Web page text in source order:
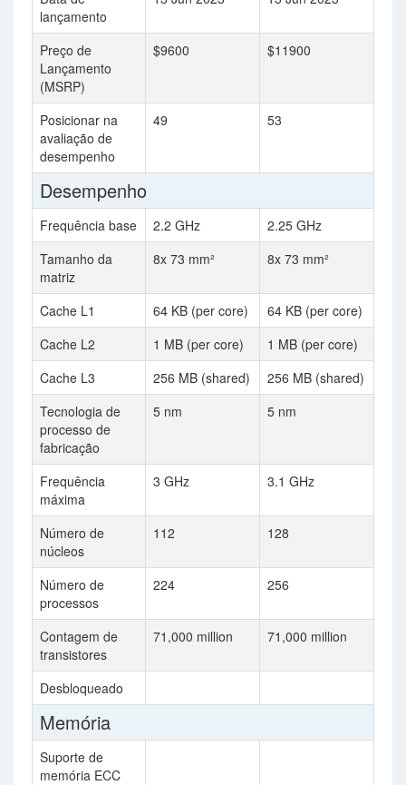
lançamento
Preço de
Lançamento
(MSRP)
$9600 $11900
Posicionar na
avaliação de
desempenho
49 53
Desempenho
Frequência base 2.2 GHz
2.25 GHz
Tamanho da
matriz
8x 73 mm² 8x 73 mm²
Cache L1 64 KB (per core)
64 KB (per core)
Cache L2
1 MB (per core)
1 MB (per core)
Cache L3
256 MB (shared)
256 MB (shared)
Tecnologia de
processo de
fabricação
5 nm 5 nm
Frequência
máxima
3 GHz 3.1 GHz
Número de
núcleos
112 128
Número de
processos
224 256
Contagem de
transistores
71,000 million 71,000 million
Desbloqueado
Memória
Suporte de
memória ECC